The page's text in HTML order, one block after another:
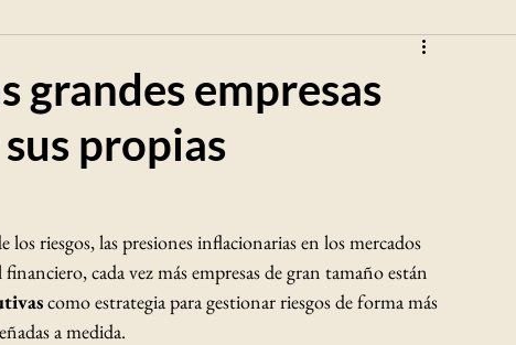
grandes empresas
propias
riesgos, las presiones inflacionarias en los mercados
cada vez más empresas de gran tamaño están
como estrategia para gestionar riesgos de forma más
a medida.